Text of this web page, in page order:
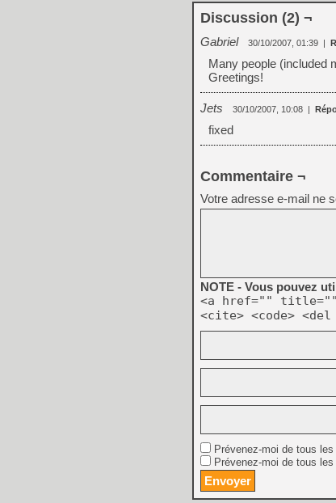
Discussion (2) ¬
Gabriel 30/10/2007, 01:39 |
Many people (included
Greetings!
Jets 30/10/2007, 10:08 |
fixed
Commentaire ¬
Votre adresse e-mail ne
NOTE - Vous pouvez
<a href=""
<cite> <code>
Prévenez-moi de tous
Prévenez-moi de tous